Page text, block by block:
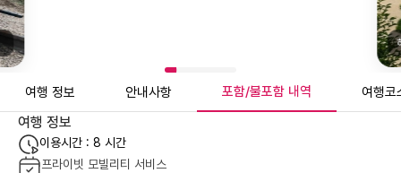
여행 정보 안내사항 포함/불포함 내역 여행코
여행 정보
이용시간 : 8 시간
프라이빗 모빌리티 서비스